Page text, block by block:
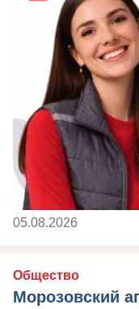
05.08.2026
Общество
Морозовский